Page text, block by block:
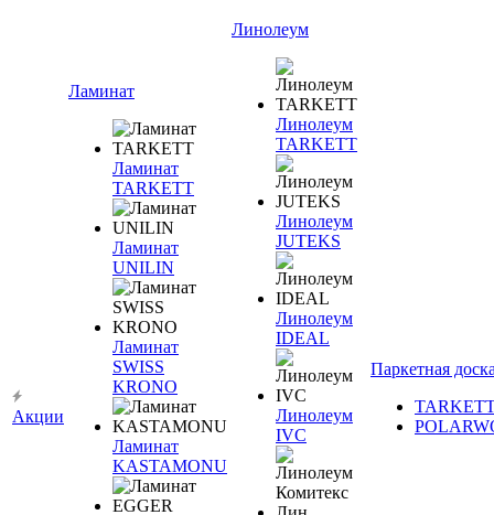
Акции
Ламинат
Ламинат
TARKETT
Ламинат
UNILIN
Ламинат
SWISS
KRONO
Ламинат
KASTAMONU
Линолеум
Линолеум
TARKETT
Линолеум
JUTEKS
Линолеум
IDEAL
Линолеум
IVC
Паркетная